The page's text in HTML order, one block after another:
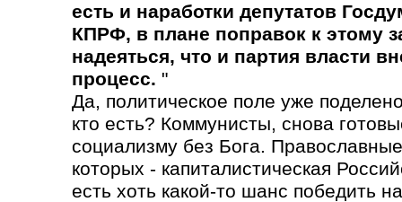
есть и наработки депутатов
КПРФ, в плане поправок к этому
надеяться, что и партия власти
процесс. "
Да, политическое поле уже
кто есть? Коммунисты, снова
социализму без Бога.
которых - капиталистическая
есть хоть какой-то шанс победить